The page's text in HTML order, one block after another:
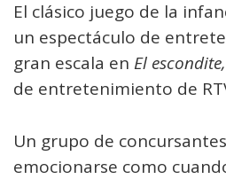
El clásico juego de la
un espectáculo de
gran escala en El escondite,
de entretenimiento de
Un grupo de
emocionarse como